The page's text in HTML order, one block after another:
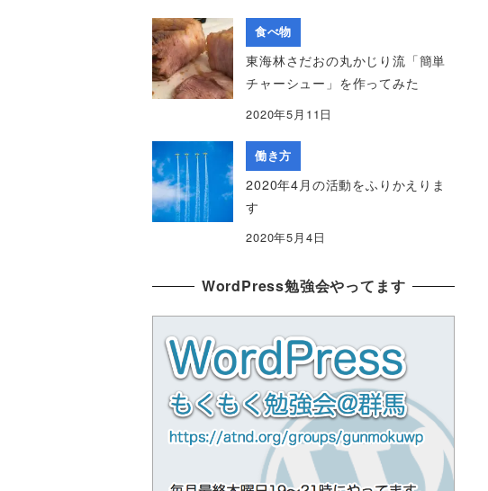
食べ物
東海林さだおの丸かじり流「簡単
チャーシュー」を作ってみた
2020年5月11日
働き方
2020年4月の活動をふりかえりま
す
2020年5月4日
WordPress勉強会やってます